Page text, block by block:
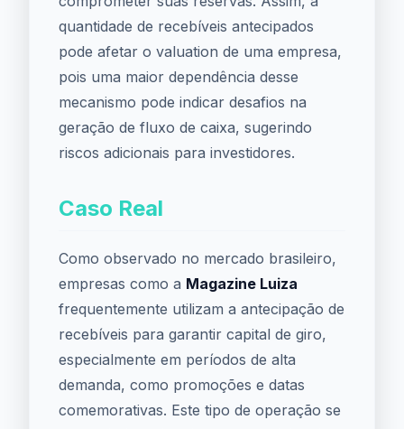
quantidade de recebíveis antecipados
pode afetar o valuation de uma empresa,
pois uma maior dependência desse
mecanismo pode indicar desafios na
geração de fluxo de caixa, sugerindo
riscos adicionais para investidores.
Caso Real
Como observado no mercado brasileiro,
empresas como a Magazine Luiza
frequentemente utilizam a antecipação de
recebíveis para garantir capital de giro,
especialmente em períodos de alta
demanda, como promoções e datas
comemorativas. Este tipo de operação se